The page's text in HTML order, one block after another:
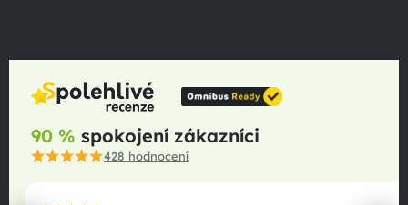
90 % spokojení zákazníci
428 hodnocení